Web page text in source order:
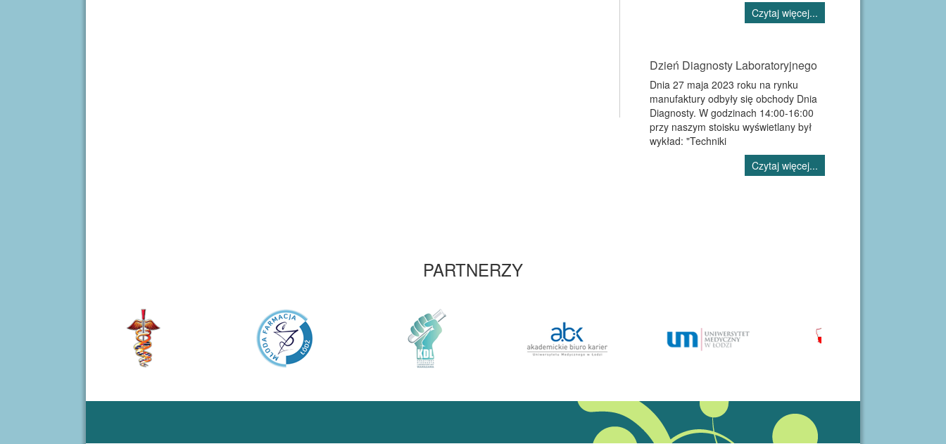
Czytaj więcej...
Dzień Diagnosty Laboratoryjnego
Dnia 27 maja 2023 roku na rynku
manufaktury odbyły się obchody Dnia
Diagnosty. W godzinach 14:00-16:00
przy naszym stoisku wyświetlany był
wykład: "Techniki
Czytaj więcej...
PARTNERZY